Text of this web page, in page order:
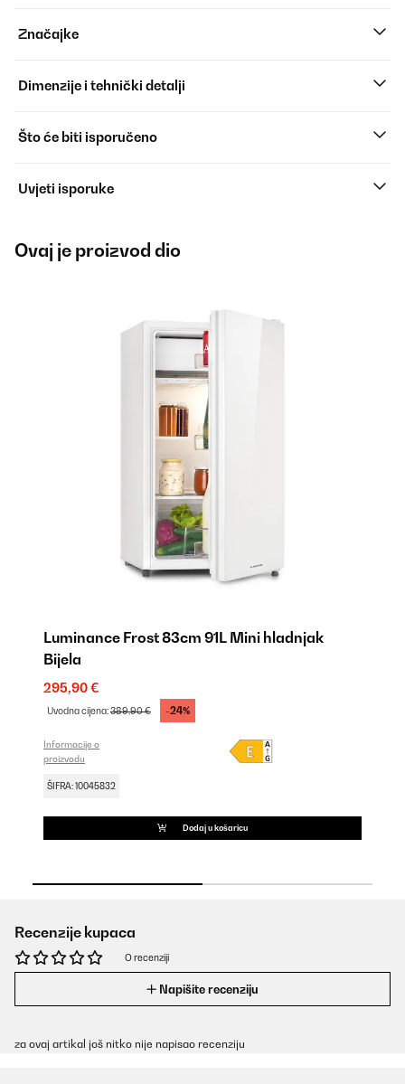
Značajke
Dimenzije i tehnički detalji
Što će biti isporučeno
Uvjeti isporuke
Ovaj je proizvod dio
Luminance Frost 83cm 91L Mini hladnjak
Bijela
295,90 €
Uvodna cijena:389,90 € -24%
Informacije o
proizvodu
ŠIFRA: 10045832
Dodaj u košaricu
Recenzije kupaca
O recenziji
Napišite recenziju
za ovaj artikal još nitko nije napisao recenziju